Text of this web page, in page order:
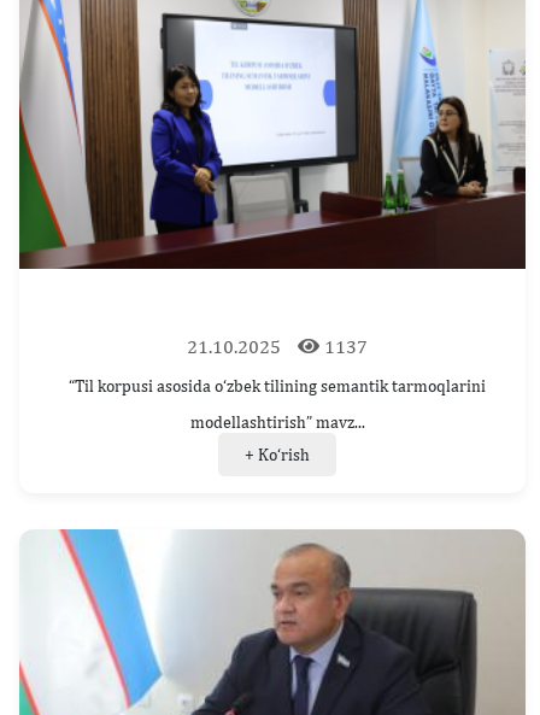
21.10.2025 1137
“Til korpusi asosida o‘zbek tilining semantik tarmoqlarini
modellashtirish” mavz...
+ Ko‘rish